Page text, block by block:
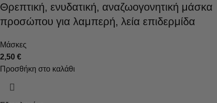
Θρεπτική, ενυδατική, αναζωογονητική μάσκα
προσώπου για λαμπερή, λεία επιδερμίδα
Μάσκες
2,50 €
Προσθήκη στο καλάθι